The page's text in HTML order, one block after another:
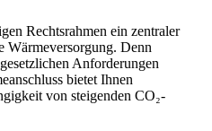
Rechtsrahmen ein zentraler
Wärmeversorgung. Denn
Anforderungen
bietet Ihnen
von steigenden CO₂-